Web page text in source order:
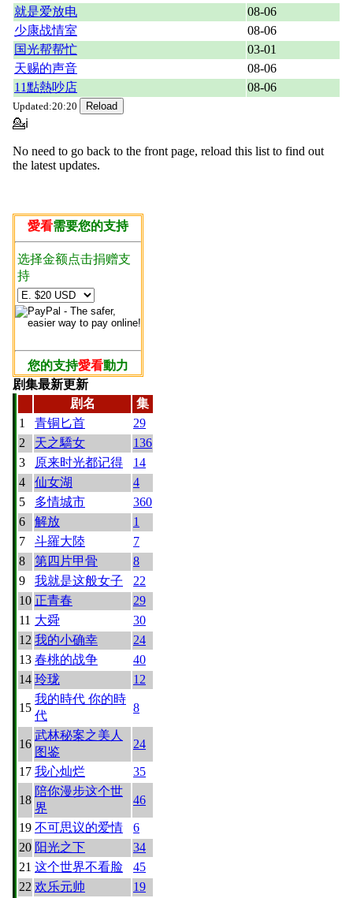
就是爱放电
08-06
少康战情室
08-06
国光帮帮忙
03-01
天赐的声音
08-06
11點熱吵店
08-06
Updated:20:20
💁ℹ
No need to go back to the front page, reload this list to find out
the latest updates.
愛看需要您的支持
选择金额点击捐赠支
持
您的支持愛看動力
剧集最新更新
剧名
集
1
青铜匕首
29
2
天之驕女
136
3
原来时光都记得
14
4
仙女湖
4
5
多情城市
360
6
解放
1
7
斗羅大陸
7
8
第四片甲骨
8
9
我就是这般女子
22
10 正青春
29
11 大舜
30
12 我的小确幸
24
13 春桃的战争
40
14 玲珑 12
15
我的時代 你的時
代
8
16
武林秘案之美人
图鉴
24
17 我心灿烂 35
18
陪你漫步这个世
界
46
19 不可思议的爱情
6
20 阳光之下
34
21 这个世界不看脸
45
22 欢乐元帅 19